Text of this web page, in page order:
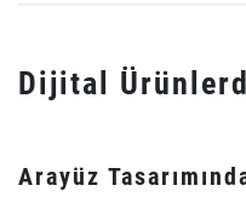
Dijital
Arayüz